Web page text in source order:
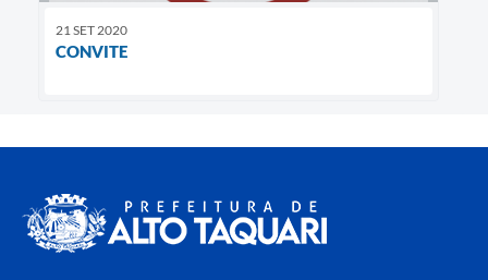
21 SET 2020
CONVITE